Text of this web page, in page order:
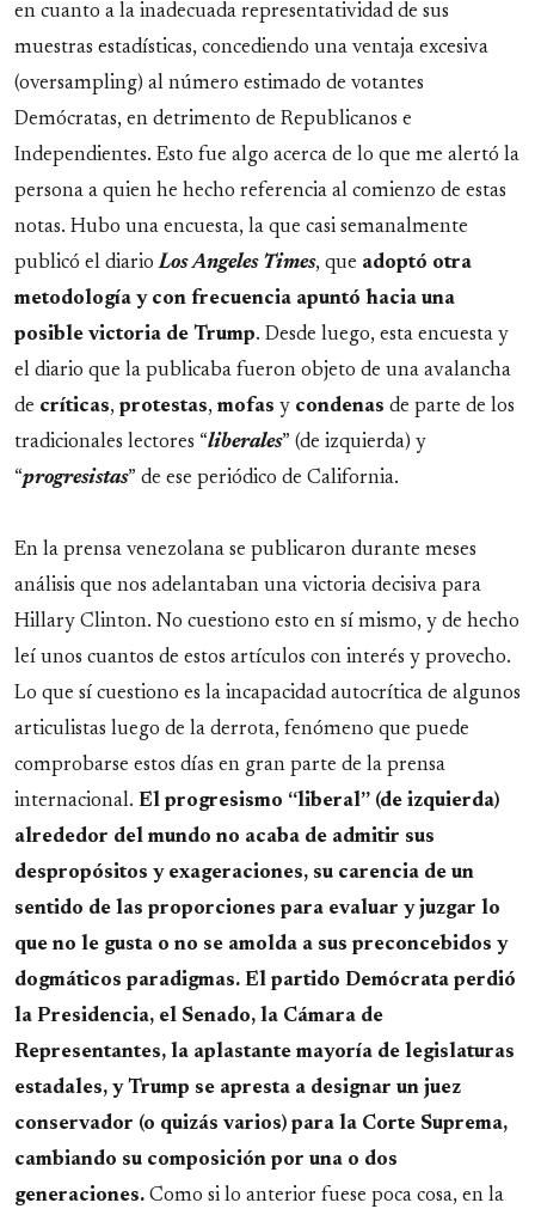
en cuanto a la inadecuada representatividad de sus
muestras estadísticas, concediendo una ventaja excesiva
(oversampling) al número estimado de votantes
Demócratas, en detrimento de Republicanos e
Independientes. Esto fue algo acerca de lo que me alertó la
persona a quien he hecho referencia al comienzo de estas
notas. Hubo una encuesta, la que casi semanalmente
publicó el diarioLos Angeles Times, que adoptó otra
metodología y con frecuencia apuntó hacia una
posible victoria de Trump. Desde luego, esta encuesta y
el diario que la publicaba fueron objeto de una avalancha
de críticas, protestas, mofas y condenas de parte de los
tradicionales lectores “liberales” (de izquierda) y
“progresistas” de ese periódico de California.
En la prensa venezolana se publicaron durante meses
análisis que nos adelantaban una victoria decisiva para
Hillary Clinton. No cuestiono esto en sí mismo, y de hecho
leí unos cuantos de estos artículos con interés y provecho.
Lo que sí cuestiono es la incapacidad autocrítica de algunos
articulistas luego de la derrota, fenómeno que puede
comprobarse estos días en gran parte de la prensa
internacional. El progresismo “liberal” (de izquierda)
alrededor del mundo no acaba de admitir sus
despropósitos y exageraciones, su carencia de un
sentido de las proporciones para evaluar y juzgar lo
que no le gusta o no se amolda a sus preconcebidos y
dogmáticos paradigmas. El partido Demócrata perdió
la Presidencia, el Senado, la Cámara de
Representantes, la aplastante mayoría de legislaturas
estadales, y Trump se apresta a designar un juez
conservador (o quizás varios) para la Corte Suprema,
cambiando su composición por una o dos
generaciones. Como si lo anterior fuese poca cosa, en la